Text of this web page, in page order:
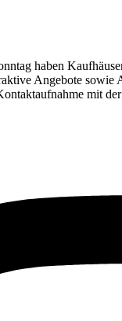
haben
Angebote
mit